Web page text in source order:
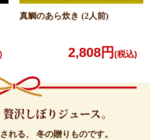
真鯛のあら炊き (2人前)
2,808円 (税込)
贅沢しぼりジュース。
れる、 冬の贈りものです。